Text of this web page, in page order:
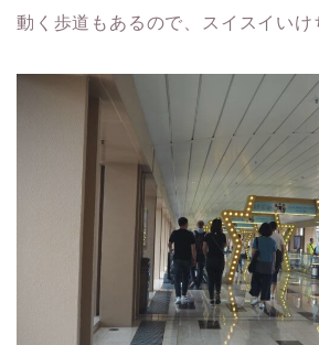
動く歩道もあるので、スイスイいけ